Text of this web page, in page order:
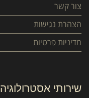
צור קשר
הצהרת נגישות
מדיניות פרטיות
שירותי אסטרולוגיה